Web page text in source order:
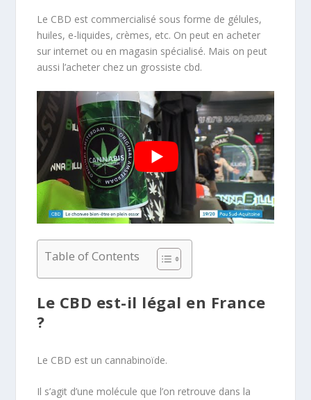
Le CBD est commercialisé sous forme de gélules,
huiles, e-liquides, crèmes, etc. On peut en acheter
sur internet ou en magasin spécialisé. Mais on peut
aussi l’acheter chez un grossiste cbd.
Table of Contents
Le CBD est-il légal en France
?
Le CBD est un cannabinoïde.
Il s’agit d’une molécule que l’on retrouve dans la